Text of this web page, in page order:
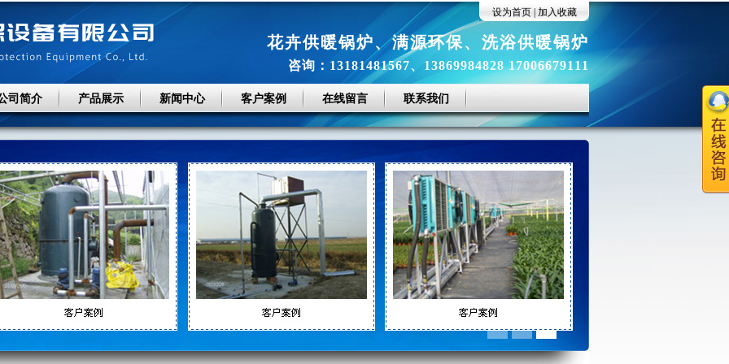
设为首页| 加入收藏
花卉供暖锅炉、满源环保、 洗浴供暖锅炉
咨询：13181481567、13869984828 17006679111
司简介 产品展示 新闻中心 客户案例 在线留言 联系我们